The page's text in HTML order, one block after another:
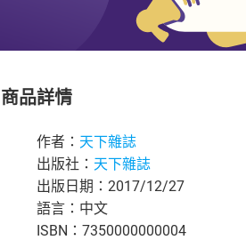
商品詳情
作者： 天下雜誌
出版社： 天下雜誌
出版日期：2017/12/27
語言：中文
ISBN：7350000000004